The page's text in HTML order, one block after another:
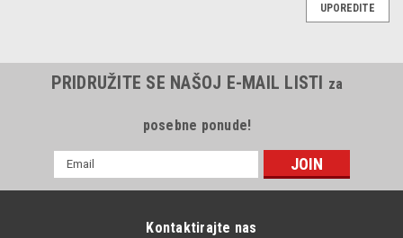
UPOREDITE
PRIDRUŽITE SE NAŠOJ E-MAIL LISTI za
posebne ponude!
mail
Kontaktirajte nas